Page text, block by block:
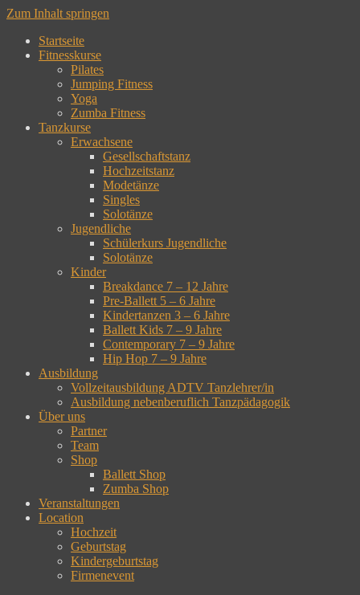
Zum Inhalt springen
Startseite
Fitnesskurse
Pilates
Jumping Fitness
Yoga
Zumba Fitness
Tanzkurse
Erwachsene
Gesellschaftstanz
Hochzeitstanz
Modetänze
Singles
Solotänze
Jugendliche
Schülerkurs Jugendliche
Solotänze
Kinder
Breakdance 7 – 12 Jahre
Pre-Ballett 5 – 6 Jahre
Kindertanzen 3 – 6 Jahre
Ballett Kids 7 – 9 Jahre
Contemporary 7 – 9 Jahre
Hip Hop 7 – 9 Jahre
Ausbildung
Vollzeitausbildung ADTV Tanzlehrer/in
Ausbildung nebenberuflich Tanzpädagogik
Über uns
Partner
Team
Shop
Ballett Shop
Zumba Shop
Veranstaltungen
Location
Hochzeit
Geburtstag
Kindergeburtstag
Firmenevent